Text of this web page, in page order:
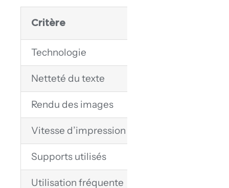
Critère
Technologie
Netteté du texte
Rendu des images
Vitesse d’impression
Supports utilisés
Utilisation fréquente